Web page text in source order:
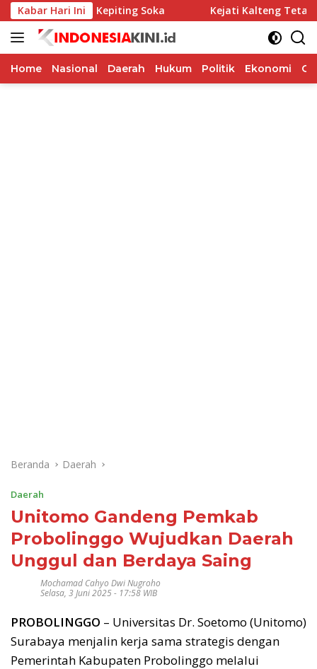
Langsung
ke
konten
Kabar Hari Ini
Program Kepiting Soka Kejati Kalteng Tetapkan 5
Home Nasional Daerah Hukum Politik Ekonomi
Beranda Daerah
Daerah
Unitomo Gandeng Pemkab
Probolinggo Wujudkan Daerah
Unggul dan Berdaya Saing
Mochamad Cahyo Dwi Nugroho
Selasa, 3 Juni 2025 - 17:58 WIB
PROBOLINGGO – Universitas Dr. Soetomo (Unitomo)
Surabaya menjalin kerja sama strategis dengan
Pemerintah Kabupaten Probolinggo melalui